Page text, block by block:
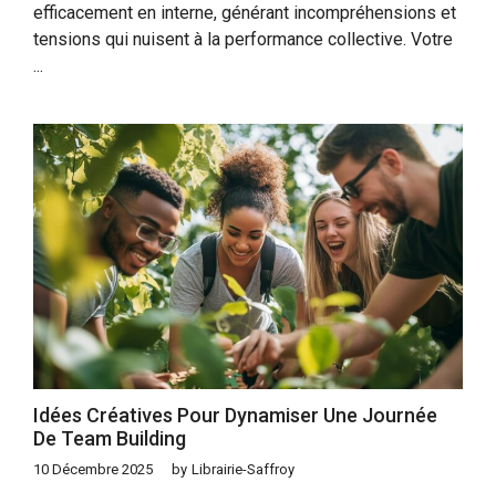
efficacement en interne, générant incompréhensions et
tensions qui nuisent à la performance collective. Votre
...
Idées Créatives Pour Dynamiser Une Journée
De Team Building
10 Décembre 2025 by Librairie-Saffroy